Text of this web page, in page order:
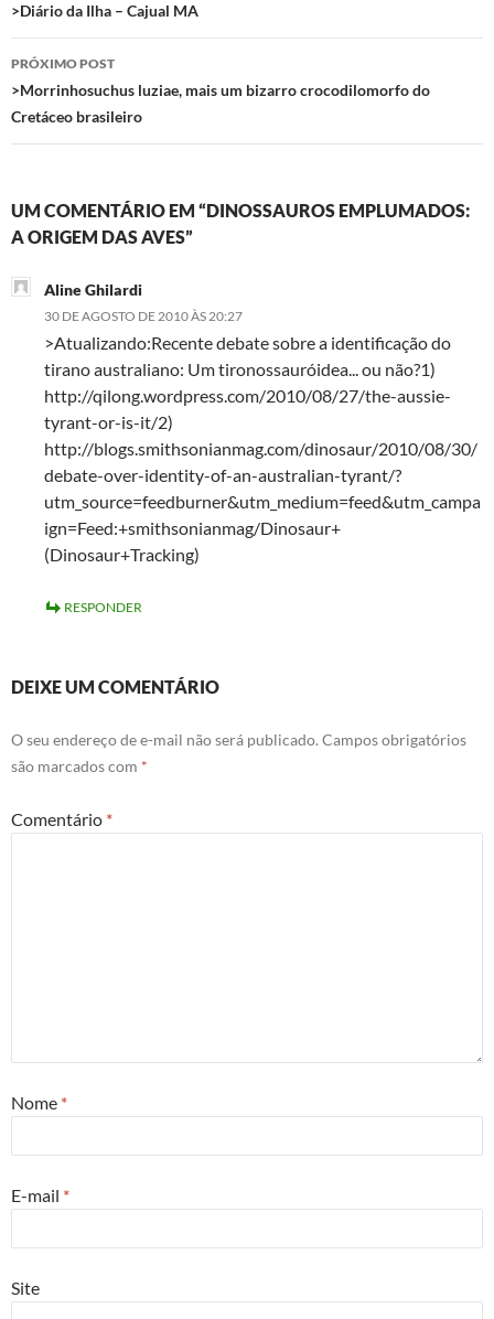
>Diário da Ilha – Cajual MA
PRÓXIMO POST
>Morrinhosuchus luziae, mais um bizarro crocodilomorfo do
Cretáceo brasileiro
UM COMENTÁRIO EM “DINOSSAUROS EMPLUMADOS:
A ORIGEM DAS AVES”
Aline Ghilardi
30 DE AGOSTO DE 2010 ÀS 20:27
>Atualizando:Recente debate sobre a identificação do
tirano australiano: Um tironossauróidea... ou não?1)
http://qilong.wordpress.com/2010/08/27/the-aussie-
tyrant-or-is-it/2)
http://blogs.smithsonianmag.com/dinosaur/2010/08/30/
debate-over-identity-of-an-australian-tyrant/?
utm_source=feedburner&utm_medium=feed&utm_campa
ign=Feed:+smithsonianmag/Dinosaur+
(Dinosaur+Tracking)
RESPONDER
DEIXE UM COMENTÁRIO
O seu endereço de e-mail não será publicado. Campos obrigatórios
são marcados com *
Comentário *
Nome *
E-mail *
Site